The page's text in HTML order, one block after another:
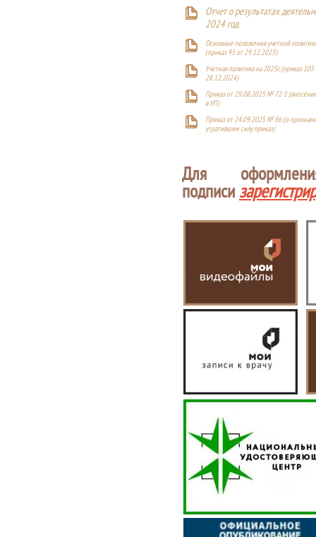
Отчет о результатах
2024 год
Основные положения учетной
(приказ 95 от 29.12.2023)
Учетная политика на 2025г. (приказ 105
28.12.2024)
Приказ от 29.08.2025 № 72-1
в УП)
Приказ от 24.09.2025 № 86 (о
утратившим силу приказ)
Для
подписи